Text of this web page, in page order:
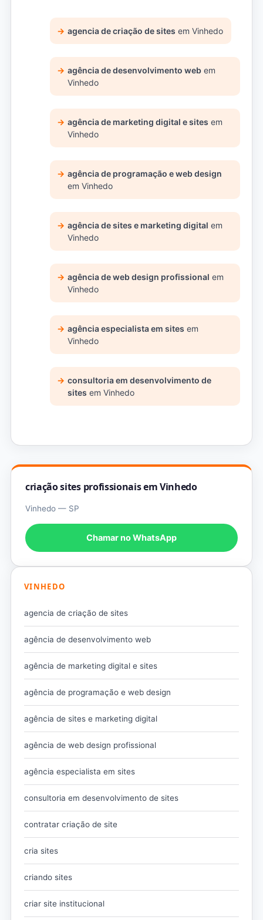
agencia de criação de sites em Vinhedo
agência de desenvolvimento web em
Vinhedo
agência de marketing digital e sites em
Vinhedo
agência de programação e web design
em Vinhedo
agência de sites e marketing digital em
Vinhedo
agência de web design profissional em
Vinhedo
agência especialista em sites em
Vinhedo
consultoria em desenvolvimento de
sites em Vinhedo
criação sites profissionais em Vinhedo
Vinhedo — SP
Chamar no WhatsApp
VINHEDO
agencia de criação de sites
agência de desenvolvimento web
agência de marketing digital e sites
agência de programação e web design
agência de sites e marketing digital
agência de web design profissional
agência especialista em sites
consultoria em desenvolvimento de sites
contratar criação de site
cria sites
criando sites
criar site institucional